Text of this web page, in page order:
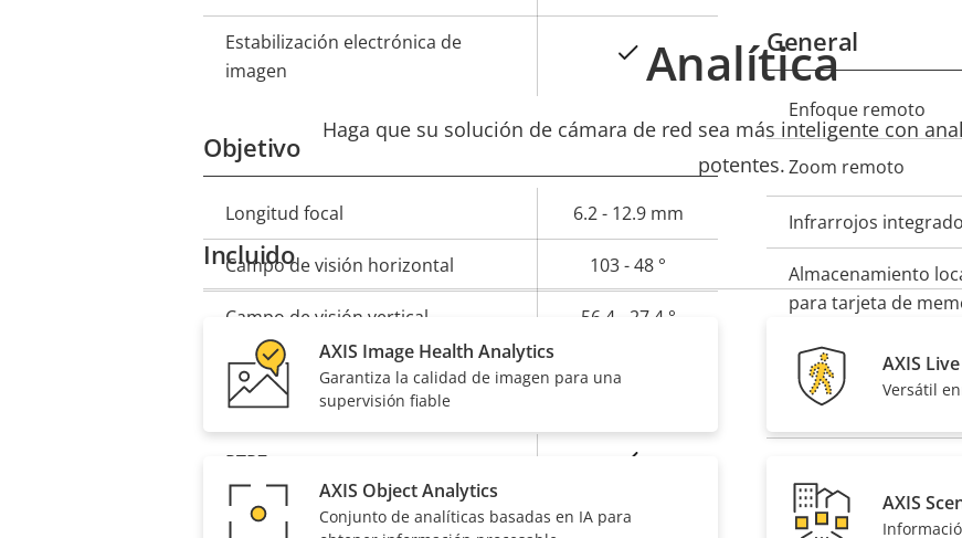
Estabilización electrónica de
imagen
Sí
Objetivo
Descripción
de
propiedad
propiedad
Longitud focal 6.2 - 12.9 mm
Campo de visión horizontal 103 - 48 °
Campo de visión vertical 56.4 - 27.4 °
Movimiento horizontal/vertical y zoom
Descripción
la
PTRZ remoto
General
Descripción
de
propiedad
Enfoque remoto
Zoom remoto
Infrarrojos
Almacenamiento
para tarjeta de
Temperatura de
Preparada para
Clasificación IP
Analítica
Haga que su solución de cámara de red sea más inteligente con
potentes.
Incluido
AXIS Image Health Analytics
Garantiza la calidad de imagen para una
supervisión fiable
AXIS
Versátil
AXIS Object Analytics
Conjunto de analíticas basadas en IA para
AXIS